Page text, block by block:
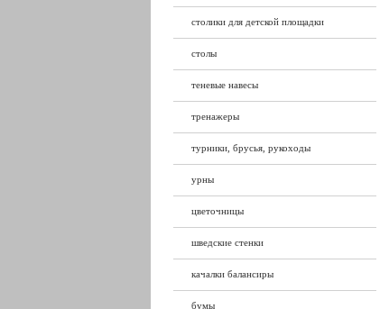
столики для детской площадки
столы
теневые навесы
тренажеры
турники, брусья, рукоходы
урны
цветочницы
шведские стенки
качалки балансиры
бумы